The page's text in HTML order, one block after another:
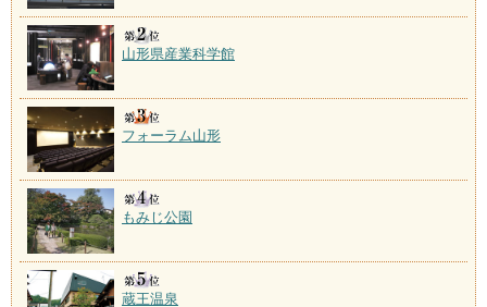
山形県産業科学館
フォーラム山形
もみじ公園
蔵王温泉